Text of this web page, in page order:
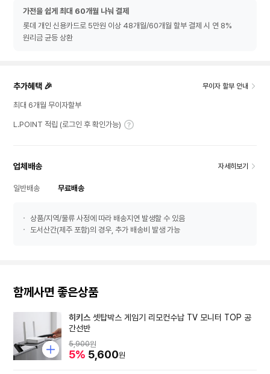
가전을 쉽게 최대 60개월 나눠 결제
롯데 개인 신용카드로 5만원 이상 48개월/60개월 할부 결제 시 연 8%
원리금 균등 상환
추가혜택 🎉 무이자 할부 안내
최대 6개월 무이자할부
L.POINT 적립 (로그인 후 확인가능)
업체배송 자세히보기
일반배송 무료배송
상품/지역/물류 사정에 따라 배송지연 발생할 수 있음
도서산간(제주 포함)의 경우, 추가 배송비 발생 가능
함께사면 좋은상품
히키스 셋탑박스 게임기 리모컨수납 TV 모니터 TOP 공
간선반
5,900원
5% 5,600원